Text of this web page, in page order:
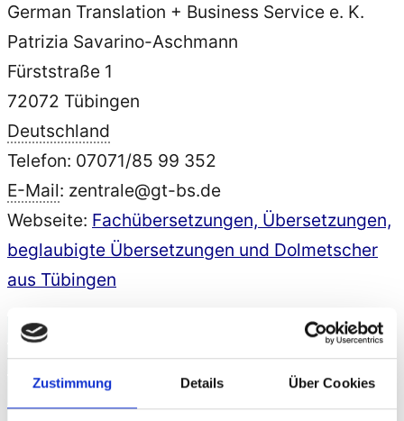
Zustimmung Details Über Cookies
German Translation + Business Service e. K.
Patrizia Savarino-Aschmann
Fürststraße 1
72072 Tübingen
Deutschland
Telefon: 07071/85 99 352
E-Mail: zentrale@gt-bs.de
Webseite: Fachübersetzungen, Übersetzungen,
beglaubigte Übersetzungen und Dolmetscher
aus Tübingen
Verständigung in allen
Amtssprachen: Übersetzungen
und Dolmetscherdienste für